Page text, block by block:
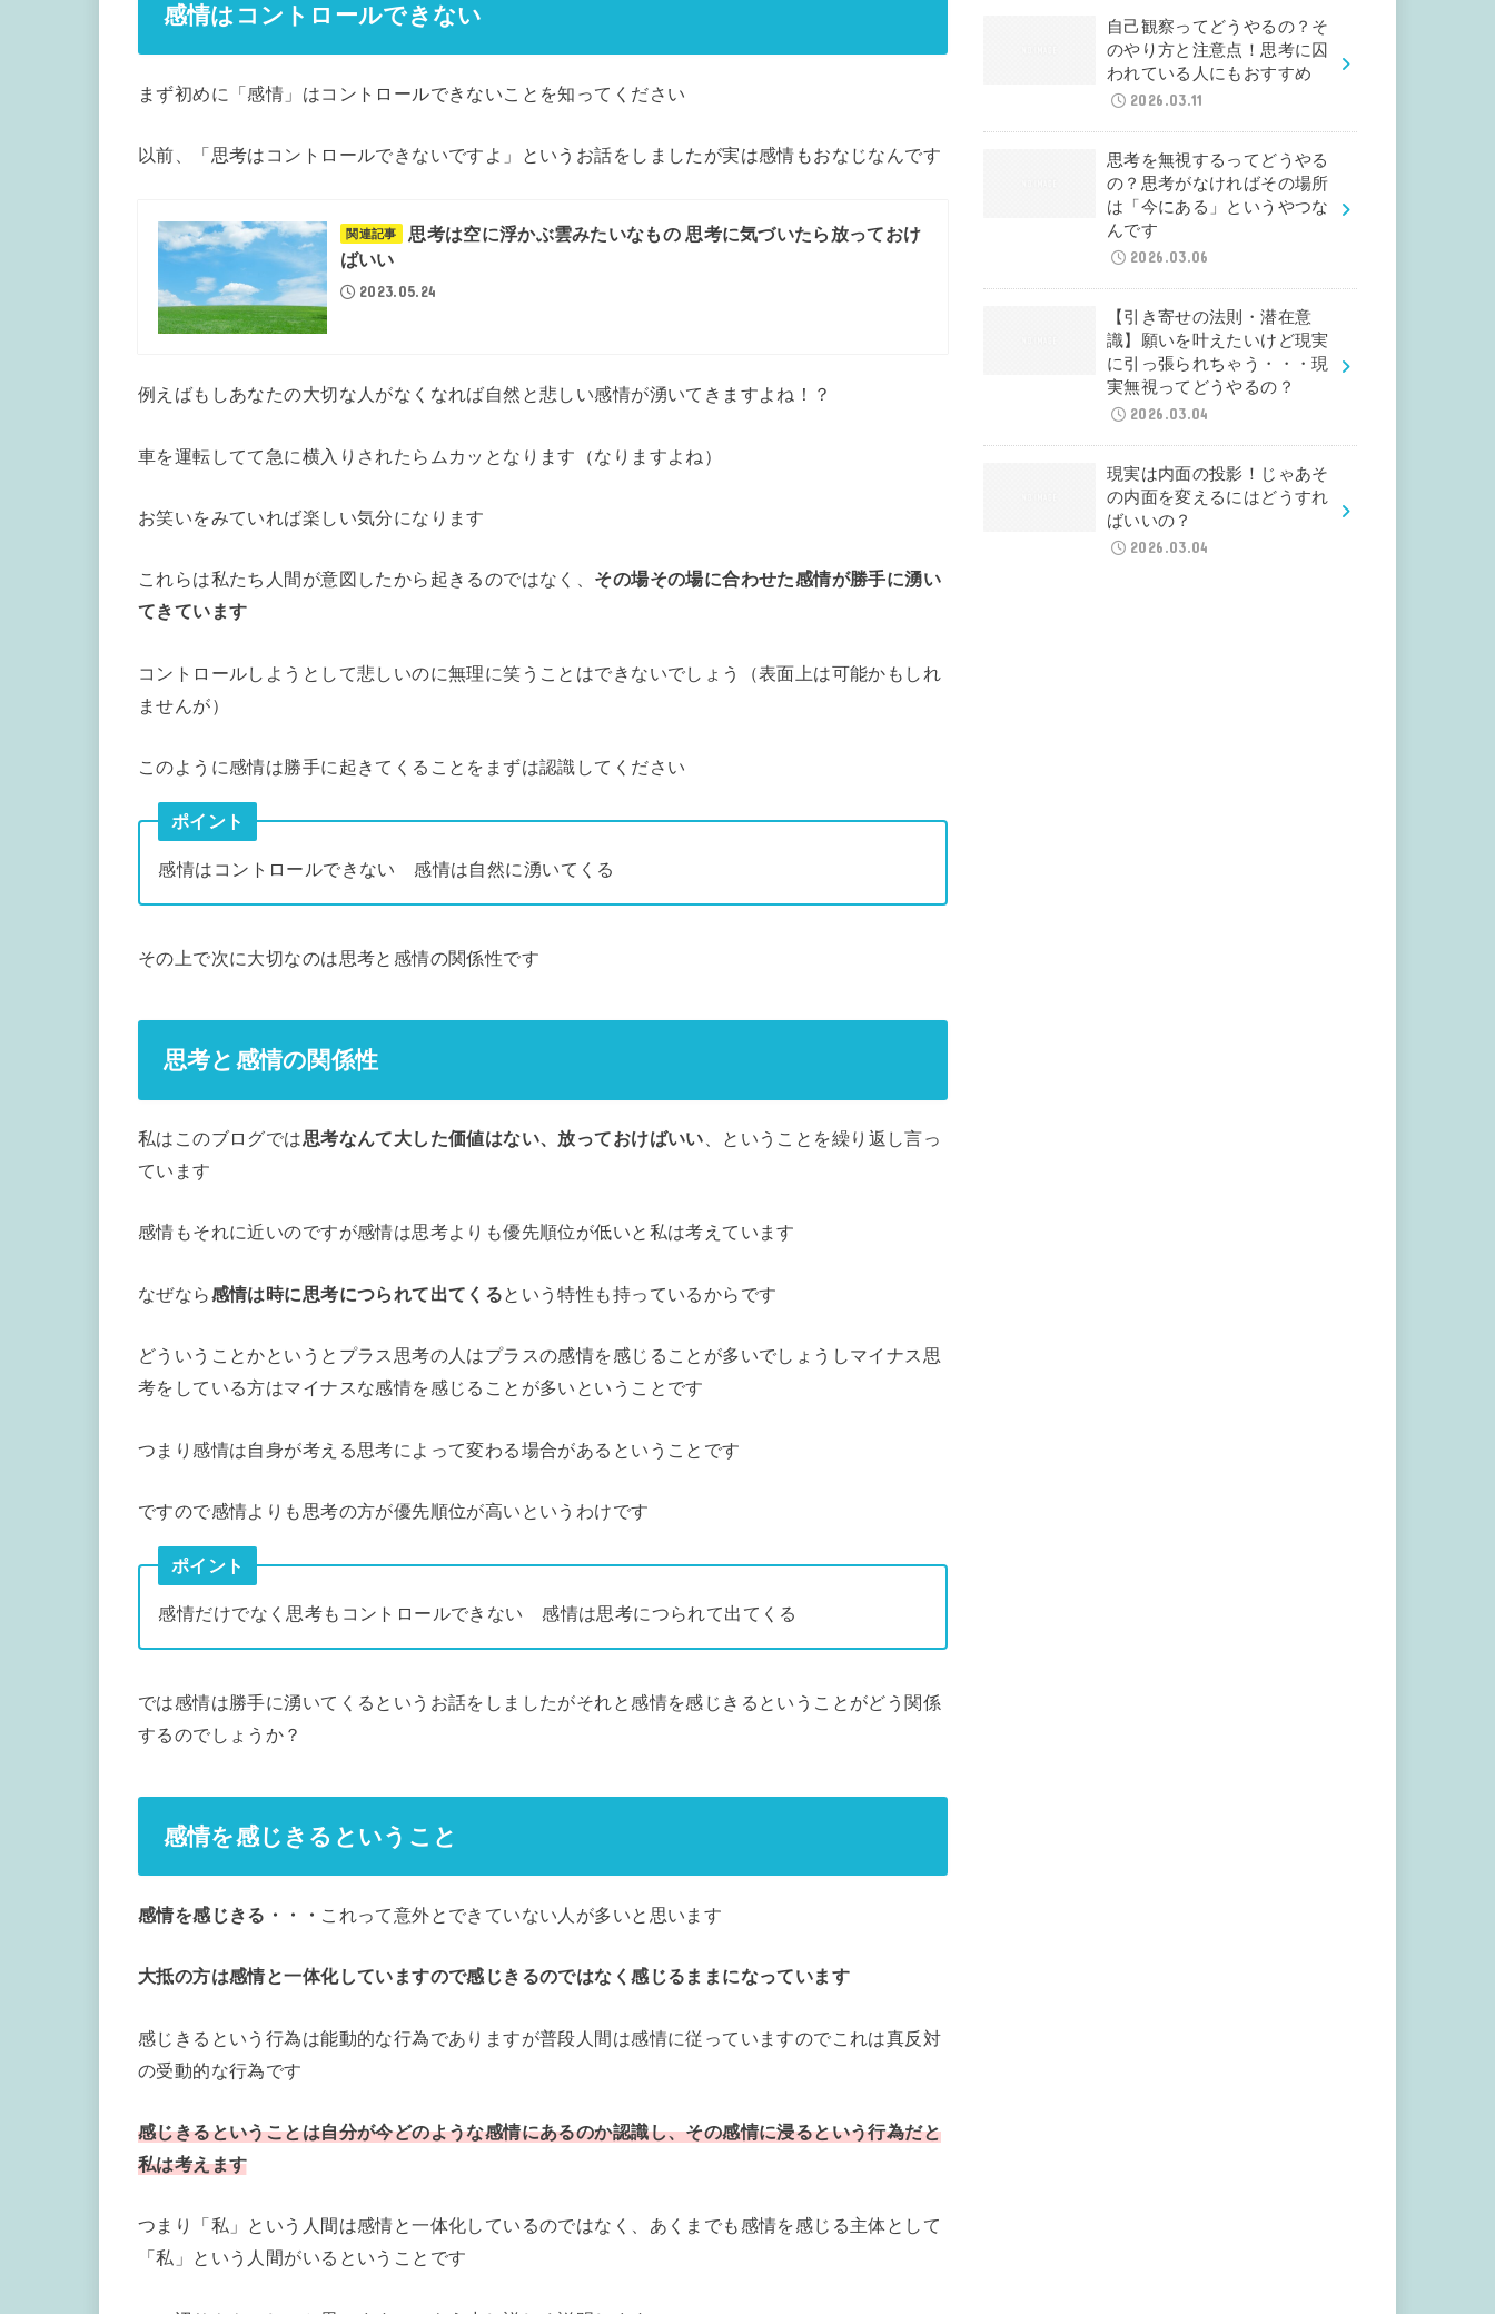
感情はコントロールできない
まず初めに「感情」はコントロールできないことを知ってください
以前、「思考はコントロールできないですよ」というお話をしましたが実は感情もおなじなんです
関連記事
思考は空に浮かぶ雲みたいなもの 思考に気づいたら放っておけ
ばいい
2023.05.24
例えばもしあなたの大切な人がなくなれば自然と悲しい感情が湧いてきますよね！？
車を運転してて急に横入りされたらムカッとなります（なりますよね）
お笑いをみていれば楽しい気分になります
これらは私たち人間が意図したから起きるのではなく、 その場その場に合わせた感情が勝手に湧い
てきています
コントロールしようとして悲しいのに無理に笑うことはできないでしょう（表面上は可能かもしれ
ませんが）
このように感情は勝手に起きてくることをまずは認識してください
ポイント
感情はコントロールできない 感情は自然に湧いてくる
その上で次に大切なのは思考と感情の関係性です
思考と感情の関係性
私はこのブログでは思考なんて大した価値はない、放っておけばいい 、ということを繰り返し言っ
ています
感情もそれに近いのですが感情は思考よりも優先順位が低いと私は考えています
なぜなら感情は時に思考につられて出てくるという特性も持っているからです
どういうことかというとプラス思考の人はプラスの感情を感じることが多いでしょうしマイナス思
考をしている方はマイナスな感情を感じることが多いということです
つまり感情は自身が考える思考によって変わる場合があるということです
ですので感情よりも思考の方が優先順位が高いというわけです
ポイント
感情だけでなく思考もコントロールできない 感情は思考につられて出てくる
では感情は勝手に湧いてくるというお話をしましたがそれと感情を感じきるということがどう関係
するのでしょうか？
感情を感じきるということ
感情を感じきる・・・ これって意外とできていない人が多いと思います
大抵の方は感情と一体化していますので感じきるのではなく感じるままになっています
感じきるという行為は能動的な行為でありますが普段人間は感情に従っていますのでこれは真反対
の受動的な行為です
感じきるということは自分が今どのような感情にあるのか認識し、その感情に浸るという行為だと
私は考えます
つまり「私」という人間は感情と一体化しているのではなく、あくまでも感情を感じる主体として
「私」という人間がいるということです
自己観察ってどうやるの？そ
のやり方と注意点！思考に囚
われている人にもおすすめ
2026.03.11
思考を無視するってどうやる
の？思考がなければその場所
は「今にある」というやつな
んです
2026.03.06
【引き寄せの法則・潜在意
識】願いを叶えたいけど現実
に引っ張られちゃう・・・現
実無視ってどうやるの？
2026.03.04
現実は内面の投影！じゃあそ
の内面を変えるにはどうすれ
ばいいの？
2026.03.04